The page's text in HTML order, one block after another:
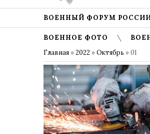
ВОЕННЫЙ ФОРУМ
ВОЕННОЕ ФОТО
Главная »2022 »Октябрь »01